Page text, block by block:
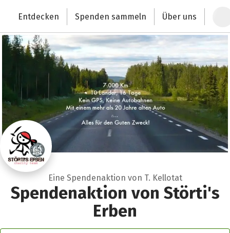
Deutschlands größte Spendenplattform
Entdecken Spenden sammeln Über uns
Eine Spendenaktion von T. Kellotat
Spendenaktion von Störti's
Erben